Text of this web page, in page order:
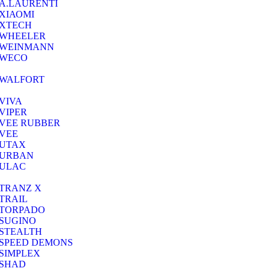
RUBBER
X
DEMONS